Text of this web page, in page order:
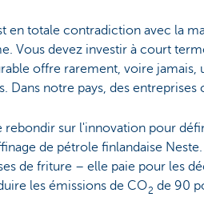
en totale contradiction avec la
Vous devez investir à court
offre rarement, voire jamais,
Dans notre pays, des
rebondir sur l'innovation pour
de pétrole finlandaise
de friture – elle paie pour les
les émissions de CO2 de 90